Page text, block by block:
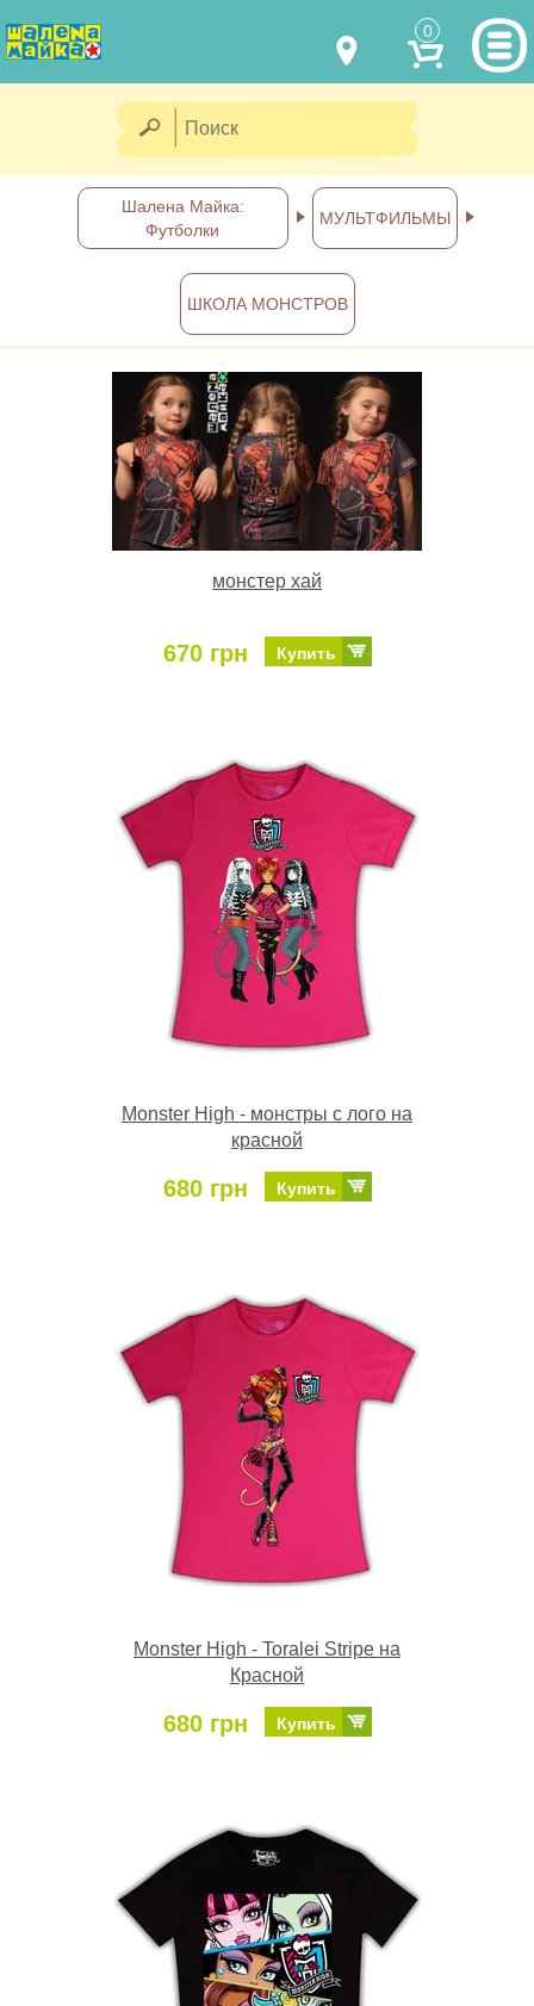
0
(067) 011 0404
shalena@mayka.dp.ua
г.Днепр, ул. Ярослава Мудрого, 68
Посмотреть на карте
Отправка по Украине каждый
день
НАШИ РАБОТЫ
КАК КУПИТЬ
КАК НАС НАЙТИ
ПОЛНАЯ ВЕРСИЯ САЙТА
Шалена Майка:
Футболки
МУЛЬТФИЛЬМЫ
ШКОЛА МОНСТРОВ
монстер хай
670 грн Купить
Monster High - монстры с лого на
красной
680 грн Купить
Monster High - Toralei Stripe на
Красной
680 грн Купить